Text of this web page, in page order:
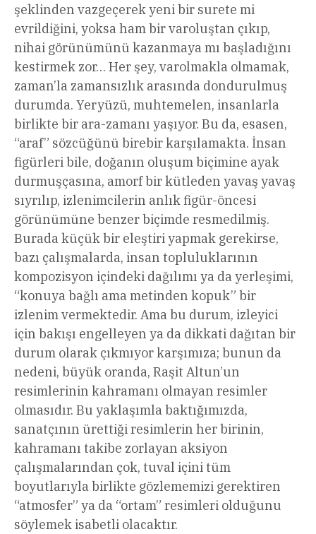
şeklinden vazgeçerek yeni bir surete mi
evrildiğini, yoksa ham bir varoluştan çıkıp,
nihai görünümünü kazanmaya mı başladığını
kestirmek zor… Her şey, varolmakla olmamak,
zaman’la zamansızlık arasında dondurulmuş
durumda. Yeryüzü, muhtemelen, insanlarla
birlikte bir ara-zamanı yaşıyor. Bu da, esasen,
“araf” sözcüğünü birebir karşılamakta. İnsan
figürleri bile, doğanın oluşum biçimine ayak
durmuşçasına, amorf bir kütleden yavaş yavaş
sıyrılıp, izlenimcilerin anlık figür-öncesi
görünümüne benzer biçimde resmedilmiş.
Burada küçük bir eleştiri yapmak gerekirse,
bazı çalışmalarda, insan topluluklarının
kompozisyon içindeki dağılımı ya da yerleşimi,
“konuya bağlı ama metinden kopuk” bir
izlenim vermektedir. Ama bu durum, izleyici
için bakışı engelleyen ya da dikkati dağıtan bir
durum olarak çıkmıyor karşımıza; bunun da
nedeni, büyük oranda, Raşit Altun’un
resimlerinin kahramanı olmayan resimler
olmasıdır. Bu yaklaşımla baktığımızda,
sanatçının ürettiği resimlerin her birinin,
kahramanı takibe zorlayan aksiyon
çalışmalarından çok, tuval içini tüm
boyutlarıyla birlikte gözlememizi gerektiren
“atmosfer” ya da “ortam” resimleri olduğunu
söylemek isabetli olacaktır.